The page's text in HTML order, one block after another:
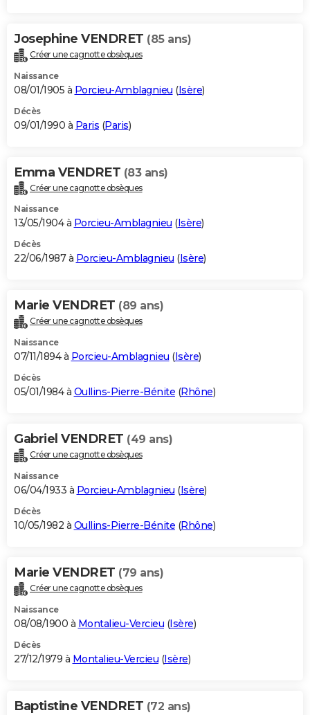
Josephine VENDRET (85 ans)
Créer une cagnotte obsèques
Naissance
08/01/1905 à Porcieu-Amblagnieu (Isère)
Décès
09/01/1990 à Paris (Paris)
Emma VENDRET (83 ans)
Créer une cagnotte obsèques
Naissance
13/05/1904 à Porcieu-Amblagnieu (Isère)
Décès
22/06/1987 à Porcieu-Amblagnieu (Isère)
Marie VENDRET (89 ans)
Créer une cagnotte obsèques
Naissance
07/11/1894 à Porcieu-Amblagnieu (Isère)
Décès
05/01/1984 à Oullins-Pierre-Bénite (Rhône)
Gabriel VENDRET (49 ans)
Créer une cagnotte obsèques
Naissance
06/04/1933 à Porcieu-Amblagnieu (Isère)
Décès
10/05/1982 à Oullins-Pierre-Bénite (Rhône)
Marie VENDRET (79 ans)
Créer une cagnotte obsèques
Naissance
08/08/1900 à Montalieu-Vercieu (Isère)
Décès
27/12/1979 à Montalieu-Vercieu (Isère)
Baptistine VENDRET (72 ans)